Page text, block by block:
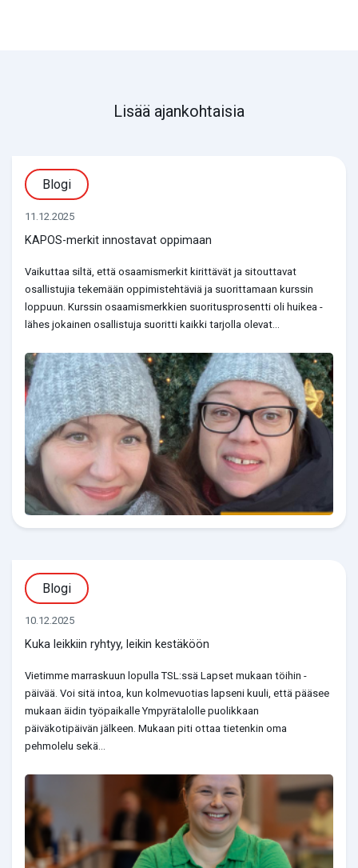
Lisää ajankohtaisia
Blogi
11.12.2025
KAPOS-merkit innostavat oppimaan
Vaikuttaa siltä, että osaamismerkit kirittävät ja sitouttavat
osallistujia tekemään oppimistehtäviä ja suorittamaan kurssin
loppuun. Kurssin osaamismerkkien suoritusprosentti oli huikea -
lähes jokainen osallistuja suoritti kaikki tarjolla olevat...
Blogi
10.12.2025
Kuka leikkiin ryhtyy, leikin kestäköön
Vietimme marraskuun lopulla TSL:ssä Lapset mukaan töihin -
päivää. Voi sitä intoa, kun kolmevuotias lapseni kuuli, että pääsee
mukaan äidin työpaikalle Ympyrätalolle puolikkaan
päiväkotipäivän jälkeen. Mukaan piti ottaa tietenkin oma
pehmolelu sekä...